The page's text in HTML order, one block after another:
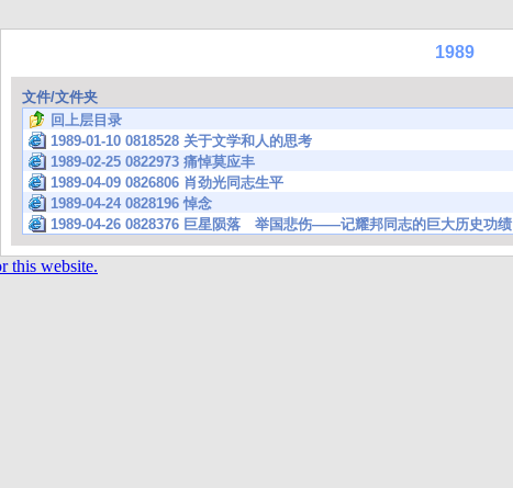
1989
文件/文件夹
回上层目录
1989-01-10 0818528 关于文学和人的思考
1989-02-25 0822973 痛悼莫应丰
1989-04-09 0826806 肖劲光同志生平
1989-04-24 0828196 悼念
1989-04-26 0828376 巨星陨落 举国悲伤——记耀邦同志的巨大历史功绩